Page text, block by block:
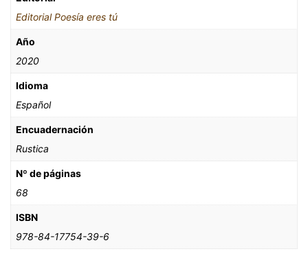
Editorial Poesía eres tú
Año
2020
Idioma
Español
Encuadernación
Rustica
Nº de páginas
68
ISBN
978-84-17754-39-6